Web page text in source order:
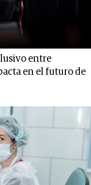
entre
en el futuro de